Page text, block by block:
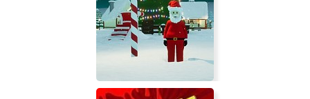
Time Loader